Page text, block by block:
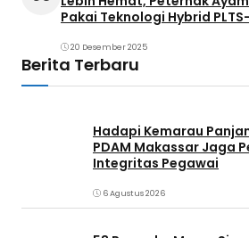
Pakai Teknologi Hybrid
20 Desember 2025
Berita Terbaru
Hadapi Kemarau
PDAM Makassar Jaga
Integritas Pegawai
6 Agustus 2026